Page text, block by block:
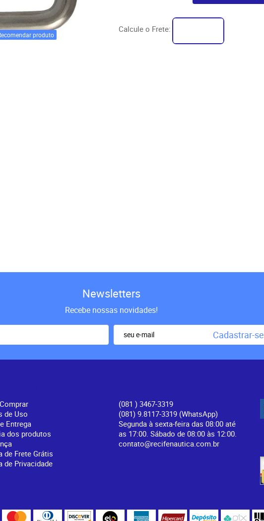
Calcule o Frete:
produto
Newsletters
Recebe nossas novidades!
Cadastrar-se
de Uso
Entrega
dos produtos
de Frete Grátis
de Privacidade
(081 ) 3467-3319
(081) 9.8117-3319 (WhatsApp)
Segunda à sexta-feira das 08:00 até
as 17:00. Sábado de 08:00 às 12:00.
contato@recifenautica.com.br